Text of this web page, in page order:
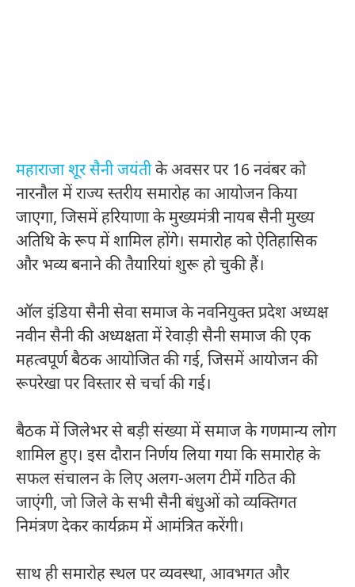
महाराजा शूर सैनी जयंतीके अवसर पर 16 नवंबर को
नारनौल में राज्य स्तरीय समारोह का आयोजन किया
जाएगा, जिसमें हरियाणा के मुख्यमंत्री नायब सैनी मुख्य
अतिथि के रूप में शामिल होंगे। समारोह को ऐतिहासिक
और भव्य बनाने की तैयारियां शुरू हो चुकी हैं।
ऑल इंडिया सैनी सेवा समाज के नवनियुक्त प्रदेश अध्यक्ष
नवीन सैनी की अध्यक्षता में रेवाड़ी सैनी समाज की एक
महत्वपूर्ण बैठक आयोजित की गई, जिसमें आयोजन की
रूपरेखा पर विस्तार से चर्चा की गई।
बैठक में जिलेभर से बड़ी संख्या में समाज के गणमान्य लोग
शामिल हुए। इस दौरान निर्णय लिया गया कि समारोह के
सफल संचालन के लिए अलग-अलग टीमें गठित की
जाएंगी, जो जिले के सभी सैनी बंधुओं को व्यक्तिगत
निमंत्रण देकर कार्यक्रम में आमंत्रित करेंगी।
साथ ही समारोह स्थल पर व्यवस्था, आवभगत और